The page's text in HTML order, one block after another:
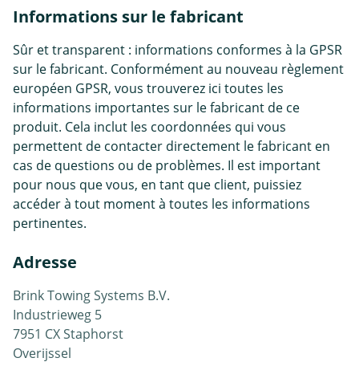
Informations sur le fabricant
Sûr et transparent : informations conformes à la GPSR
sur le fabricant. Conformément au nouveau règlement
européen GPSR, vous trouverez ici toutes les
informations importantes sur le fabricant de ce
produit. Cela inclut les coordonnées qui vous
permettent de contacter directement le fabricant en
cas de questions ou de problèmes. Il est important
pour nous que vous, en tant que client, puissiez
accéder à tout moment à toutes les informations
pertinentes.
Adresse
Brink Towing Systems B.V.
Industrieweg 5
7951 CX Staphorst
Overijssel